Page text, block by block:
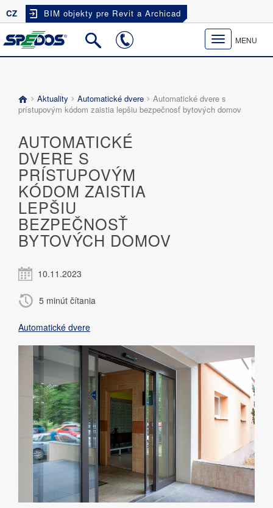
CZ BIM objekty pre Revit a Archicad
Toggle
navigation
MENU
Aktuality Automatické dvere
Automatické dvere s
prístupovým kódom zaistia lepšiu bezpečnosť bytových domov
AUTOMATICKÉ
DVERE S
PRÍSTUPOVÝM
KÓDOM ZAISTIA
LEPŠIU
BEZPEČNOSŤ
BYTOVÝCH DOMOV
10.11.2023
5 minút čítania
Automatické dvere